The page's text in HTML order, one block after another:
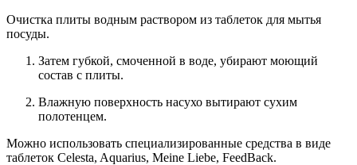
Очистка плиты водным раствором из таблеток для мытья
посуды.
Затем губкой, смоченной в воде, убирают моющий
состав с плиты.
Влажную поверхность насухо вытирают сухим
полотенцем.
Можно использовать специализированные средства в виде
таблеток Celesta, Aquarius, Meine Liebe, FeedBack.